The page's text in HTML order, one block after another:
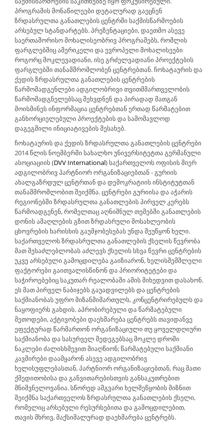
პროგრამის მონაწილეები დეტალურად გაეცნენ
ზრდასრულთა განათლების ცენტრში საქმისწარმოების
არსებულ სტანდარტებს. პრეზენტაციები, დაეთმო ასევე
საერთაშორისო მოხალისეობრივ პროგრამებს, რომლის
ფარგლებშიც ამერიკელი და ევროპელი მოხალისეები
როგორც მოკლევადიანი, ისე გრძელვადიანი პროექტების
ფარგლებში თანამშრომლობენ ცენტრებთან. ჩოხატაურის და
ქედის ზრდასრულთა განათლების ცენტრების
წარმომადგენლები ადგილობრივი თვითმმართველობის
წარმომადგნელებსაც შეხვდნენ და პირადად მათგან
მოისმინეს ინფორმაცია ცენტრებთან ერთად წარმატებით
განხორციელებული პროექტების და სამომავლოდ
დაგეგმილი ინიციატივების შესახებ.
ჩოხატაურის და ქედის ზრდასრულთა განათლების ცენტრები
2014 წლის ნოემბერში სახალხო უნივერსიტეტთა გერმანული
ასოციაციის (DVV International) საქართველოს ოფისის მიერ
ადგილობრივ პარტნიორ ორგანიზაციებთან - გურიის
ახალგაზრდულ ცენტრთან და დემოკრატიის ინსტიტუტთან
თანაშმრომლობით შეიქმნა. ცენტრები გურიისა და აჭარის
რეგიონებში ზრდასრულთა განათლების პირველ კერებს
წარმოადგენენ, რომელთაც აღნიშნულ თემებში განათლების
დონის ამაღლების გზით ზრდასრული მოსახლეობის
ცხოვრების ხარისხის გაუმჯობესებას უნდა შეუწყონ ხელი.
საქართველოს ზრდასრულთა განათლების ქსელის წევრობა
მათ შესაძლებლობას აძლევს ქსელის სხვა წევრი ცენტრების
უკვე არსებული გამოცდილება გაიზიარონ, ხელისშემშლელი
ფაქტორები გაითვალისწინონ და პრიორიტეტები და
საჭიროებებიც საკუთარ რეალობაში ამის მიხედვით დასახონ.
ეს მათ პირველ ნაბიჯებს გაუადვილებს და ცენტრების
საქმიანობას უფრო მიზანმიმართულს, კონცენტრირებულს და
ნაყოფიერს გახდის. აპრობირებული და წარმატებული
მეთოდები, აქტივობები დაეხმარება ცენტრებს თავიდანვე
ეფექტურად წარმართონ ორგანიზაციული თუ ყოველდღიური
საქმიანობა და სასურველ შედეგებსაც მოკლე დროში
ნაკლები ძალისხმევით მიაღწიონ; წარმატებული საქმიანი
კავშირები დაამყარონ ასევე ადგილობრივ
ხელისუფლებასთან, პარტნიორ ორგანიზაციებთან, რაც მათი
ქმედითობისა და განვითარებისთვის განსაკუთრებით
მნიშვნელოვანია. სწორედ ამგვარი ხელშეწყობის მიზნით
შეიქმნა საქართველოს ზრდასრულთა განათლების ქსელი,
რომელიც არსებული რესურსებითა და გამოცდილებით,
თავის მხრივ, მაქსიმალურად დაეხმარება ცენტრებს.